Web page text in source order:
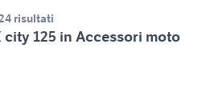
risultati
city 125 in Accessori moto